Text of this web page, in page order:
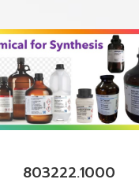
803222.1000